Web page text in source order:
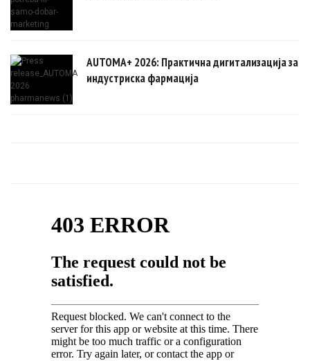
AUTOMA+ 2026: Практична дигитализација за
индустриска фармација